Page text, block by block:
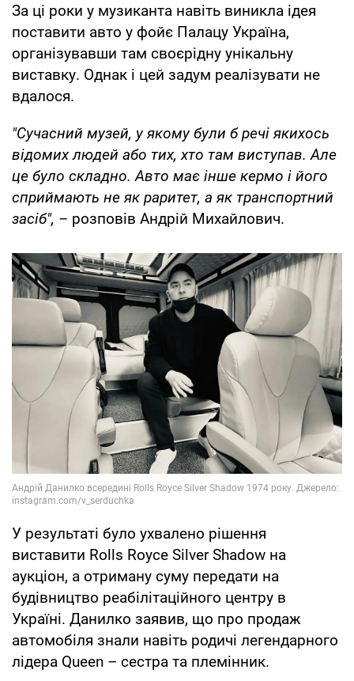
За ці роки у музиканта навіть виникла ідея
поставити авто у фойє Палацу Україна,
організувавши там своєрідну унікальну
виставку. Однак і цей задум реалізувати не
вдалося.
"Сучасний музей, у якому були б речі якихось
відомих людей або тих, хто там виступав. Але
це було складно. Авто має інше кермо і його
сприймають не як раритет, а як транспортний
засіб", – розповів Андрій Михайлович.
У результаті було ухвалено рішення
виставити Rolls Royce Silver Shadow на
аукціон, а отриману суму передати на
будівництво реабілітаційного центру в
Україні. Данилко заявив, що про продаж
автомобіля знали навіть родичі легендарного
лідера Queen – сестра та племінник.